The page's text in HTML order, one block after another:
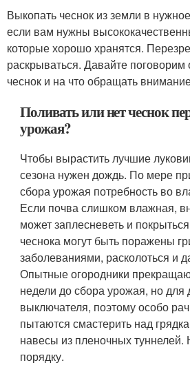
Выкопать чеснок из земли в
если вам нужны
которые хорошо хранятся.
раскрываться. Давайте поговорим
чеснок и на что обращать
Поливать или нет чеснок
урожая?
Чтобы вырастить лучшие
сезона нужен дождь. По мере
сбора урожая потребность во
Если почва слишком влажная,
может заплесневеть и
чеснока могут быть поражены
заболеваниями, расколоться и
Опытные огородники
недели до сбора урожая, но для
выключателя, поэтому особо
пытаются смастерить над
навесы из пленочных
порядку.